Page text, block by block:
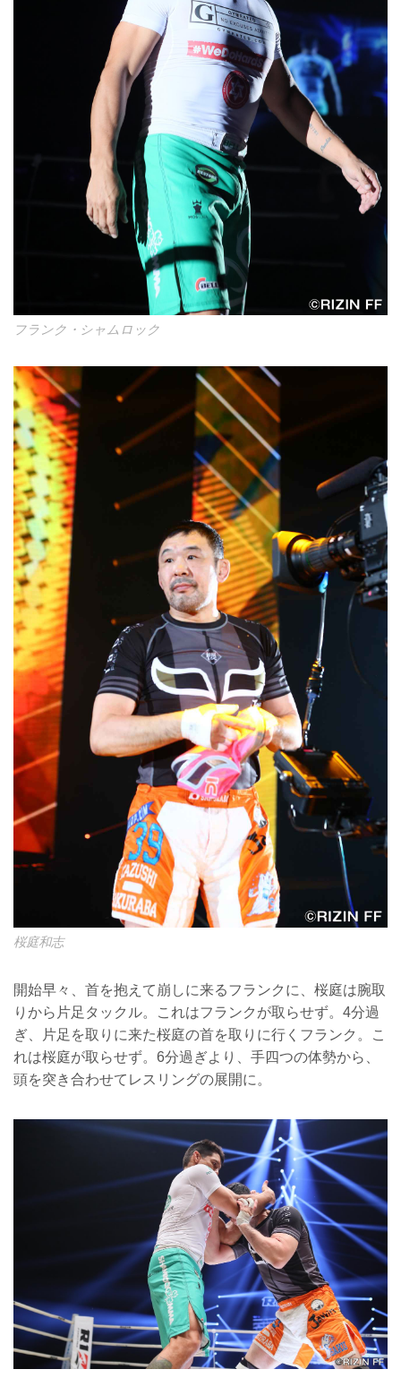
フランク・シャムロック
桜庭和志
開始早々、首を抱えて崩しに来るフランクに、桜庭は腕取
りから片足タックル。これはフランクが取らせず。4分過
ぎ、片足を取りに来た桜庭の首を取りに行くフランク。こ
れは桜庭が取らせず。6分過ぎより、手四つの体勢から、
頭を突き合わせてレスリングの展開に。